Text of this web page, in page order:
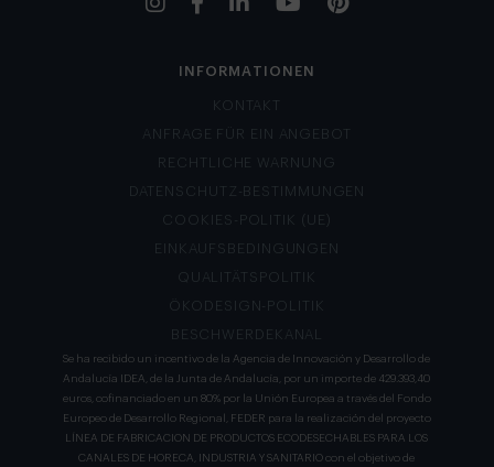
INFORMATIONEN
KONTAKT
ANFRAGE FÜR EIN ANGEBOT
RECHTLICHE WARNUNG
DATENSCHUTZ-BESTIMMUNGEN
COOKIES-POLITIK (UE)
EINKAUFSBEDINGUNGEN
QUALITÄTSPOLITIK
ÖKODESIGN-POLITIK
BESCHWERDEKANAL
Se ha recibido un incentivo de la Agencia de Innovación y Desarrollo de
Andalucía IDEA, de la Junta de Andalucía, por un importe de 429.393,40
euros, cofinanciado en un 80% por la Unión Europea a través del Fondo
Europeo de Desarrollo Regional, FEDER para la realización del proyecto
LÍNEA DE FABRICACION DE PRODUCTOS ECODESECHABLES PARA LOS
CANALES DE HORECA, INDUSTRIA Y SANITARIO con el objetivo de